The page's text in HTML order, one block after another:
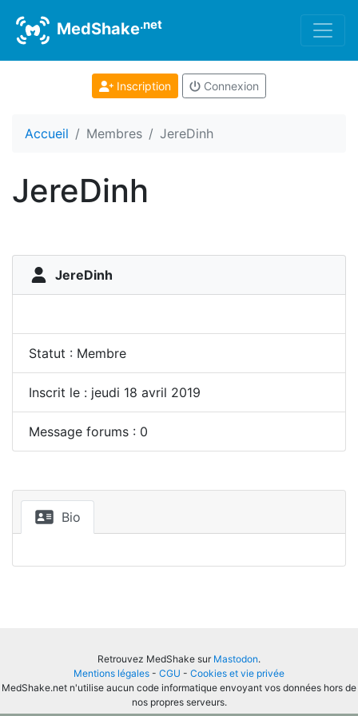
MedShake.net
Inscription Connexion
Accueil Membres JereDinh
JereDinh
JereDinh
Statut : Membre
Inscrit le : jeudi 18 avril 2019
Message forums : 0
Bio
Retrouvez MedShake sur Mastodon.
Mentions légales - CGU - Cookies et vie privée
MedShake.net n'utilise aucun code informatique envoyant vos données hors de
nos propres serveurs.